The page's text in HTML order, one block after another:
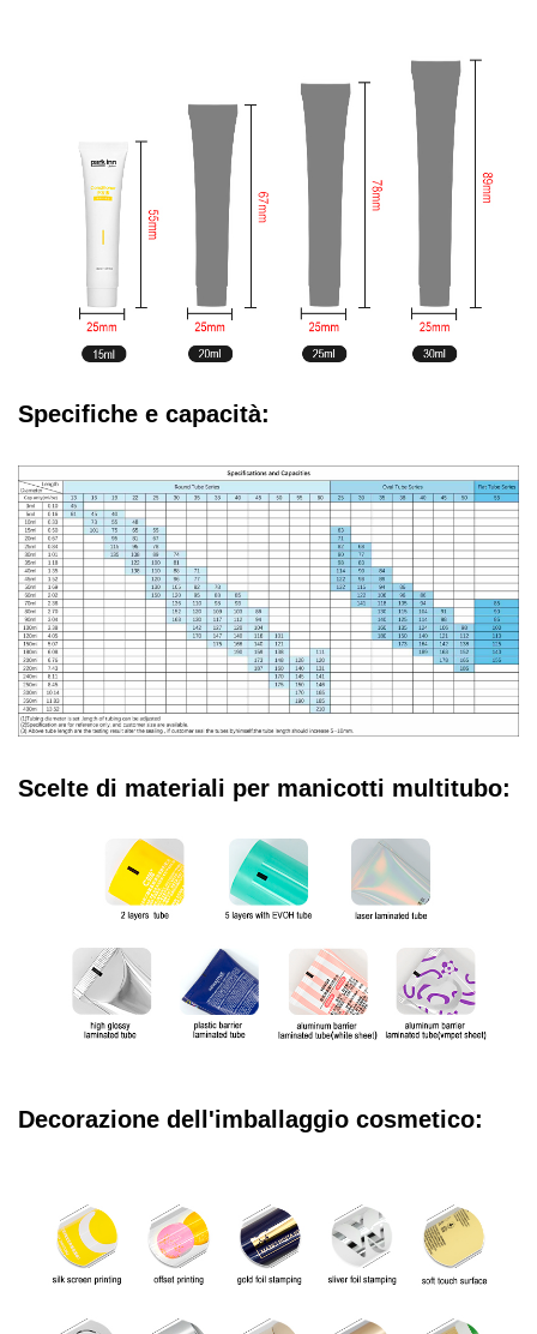
Specifiche e capacità:
Scelte di materiali per manicotti multitubo:
Decorazione dell'imballaggio cosmetico: